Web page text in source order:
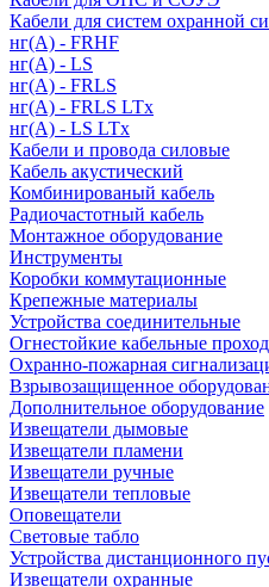
Кабели для систем охранной
нг(A) - FRHF
нг(A) - LS
нг(А) - FRLS
нг(А) - FRLS LTx
нг(А) - LS LTx
Кабели и провода силовые
Кабель акустический
Комбинированый кабель
Радиочастотный кабель
Монтажное оборудование
Инструменты
Коробки коммутационные
Крепежные материалы
Устройства соединительные
Огнестойкие кабельные
Охранно-пожарная
Взрывозащищенное
Дополнительное оборудование
Извещатели дымовые
Извещатели пламени
Извещатели ручные
Извещатели тепловые
Оповещатели
Световые табло
Устройства дистанционного
Извещатели охранные